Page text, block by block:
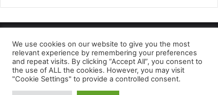
Mirador Urbano 2022
Aviso de Privacidad
Facebook
TwitterTelegram
We use cookies on our website to give you the most
relevant experience by remembering your preferences
and repeat visits. By clicking “Accept All”, you consent to
the use of ALL the cookies. However, you may visit
"Cookie Settings" to provide a controlled consent.